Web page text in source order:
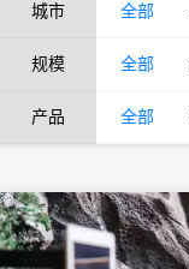
城市 全部
规模 全部
产品 全部